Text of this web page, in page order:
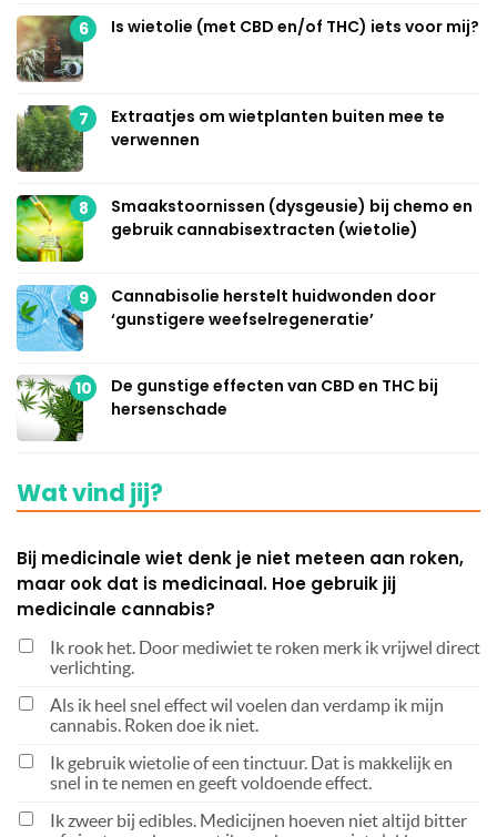
6 Is wietolie (met CBD en/of THC) iets voor mij?
7
Extraatjes om wietplanten buiten mee te
verwennen
8
Smaakstoornissen (dysgeusie) bij chemo en
gebruik cannabisextracten (wietolie)
9
Cannabisolie herstelt huidwonden door
‘gunstigere weefselregeneratie’
10
De gunstige effecten van CBD en THC bij
hersenschade
Wat vind jij?
Bij medicinale wiet denk je niet meteen aan roken,
maar ook dat is medicinaal. Hoe gebruik jij
medicinale cannabis?
Ik rook het. Door mediwiet te roken merk ik vrijwel direct
verlichting.
Als ik heel snel effect wil voelen dan verdamp ik mijn
cannabis. Roken doe ik niet.
Ik gebruik wietolie of een tinctuur. Dat is makkelijk en
snel in te nemen en geeft voldoende effect.
Ik zweer bij edibles. Medicijnen hoeven niet altijd bitter